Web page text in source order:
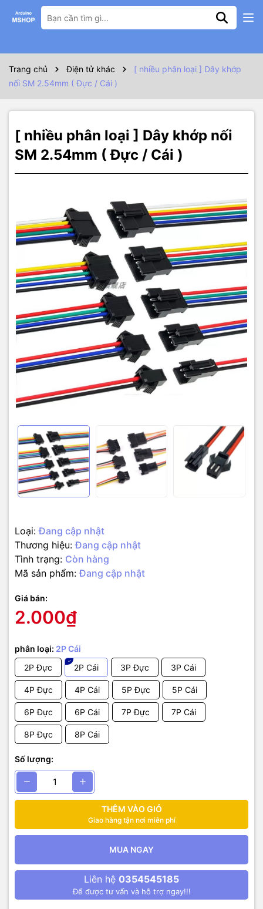
Trang chủ Điện tử khác
[ nhiều phân loại ] Dây khớp
nối SM 2.54mm ( Đực / Cái )
[ nhiều phân loại ] Dây khớp nối
SM 2.54mm ( Đực / Cái )
Loại: Đang cập nhật
Thương hiệu: Đang cập nhật
Tình trạng: Còn hàng
Mã sản phẩm: Đang cập nhật
Giá bán:
2.000₫
phân loại: 2P Cái
2P Đực
2P Cái 3P Đực 3P Cái
4P Đực 4P Cái 5P Đực 5P Cái
6P Đực 6P Cái 7P Đực 7P Cái
8P Đực 8P Cái
Số lượng:
THÊM VÀO GIỎ
Giao hàng tận nơi miễn phí
MUA NGAY
Liên hệ 0354545185
Để được tư vấn và hỗ trợ ngay!!!
Thông số kỹ thuật
Chiều dài dây 10cm
Các phân loại 2P 3P 4P 5P 6P 7P 8P